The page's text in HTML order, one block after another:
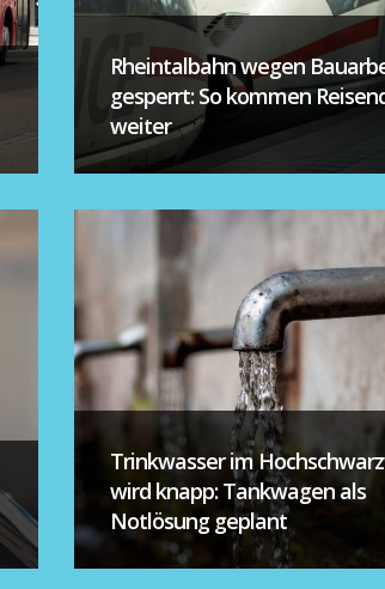
Rheintalbahn wegen
gesperrt: So kommen
weiter
Trinkwasser im
wird knapp: Tankwagen als
Notlösung geplant